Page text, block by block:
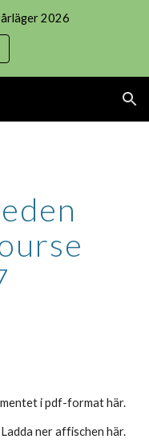
2026
i pdf-format här.
Ladda ner affischen här.